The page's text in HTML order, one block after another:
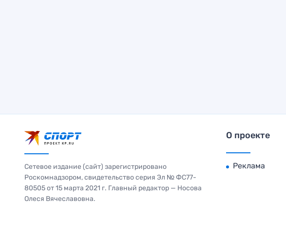
Сетевое издание (сайт) зарегистрировано
Роскомнадзором, свидетельство серия Эл № ФС77-
80505 от 15 марта 2021 г. Главный редактор — Носова
Олеся Вячеславовна.
О проекте
Реклама